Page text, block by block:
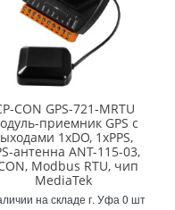
CON GPS-721-MRTU
приемник GPS с
1xDO, 1xPPS,
антенна ANT-115-03,
Modbus RTU, чип
MediaTek
на складе г. Уфа 0 шт